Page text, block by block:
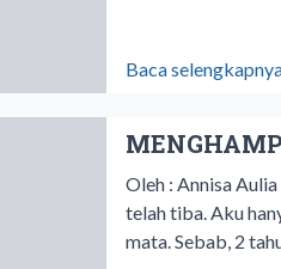
Baca
Oleh : Annisa
telah tiba. Aku
mata. Sebab, 2